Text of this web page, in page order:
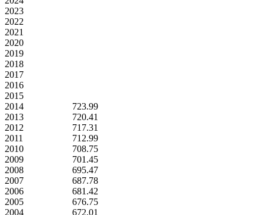
2023
2022
2021
2020
2019
2018
2017
2016
2015
2014
723.99
2013
720.41
2012
717.31
2011
712.99
2010
708.75
2009
701.45
2008
695.47
2007
687.78
2006
681.42
2005
676.75
2004
672.01